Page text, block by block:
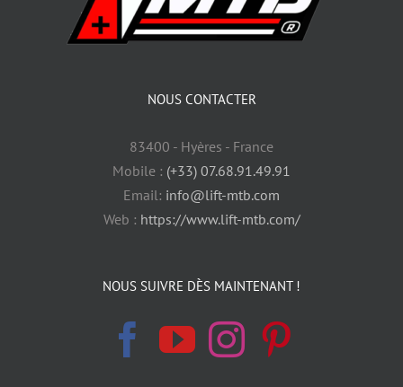
NOUS CONTACTER
83400 - Hyères - France
Mobile : (+33) 07.68.91.49.91
Email: info@lift-mtb.com
Web : https://www.lift-mtb.com/
NOUS SUIVRE DÈS MAINTENANT !